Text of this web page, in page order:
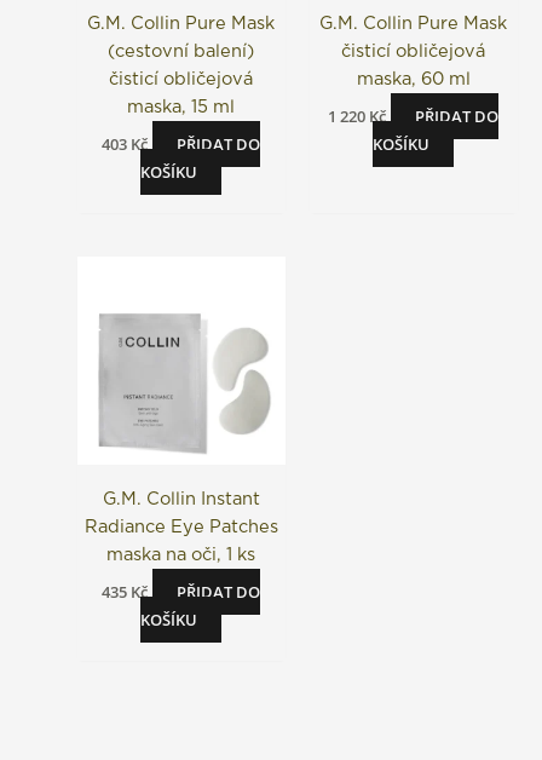
G.M. Collin Pure Mask
(cestovní balení)
čisticí obličejová
maska, 15 ml
403 Kč
PŘIDAT DO
KOŠÍKU
G.M. Collin Pure Mask
čisticí obličejová
maska, 60 ml
1 220 Kč
PŘIDAT DO
KOŠÍKU
G.M. Collin Instant
Radiance Eye Patches
maska na oči, 1 ks
435 Kč
PŘIDAT DO
KOŠÍKU